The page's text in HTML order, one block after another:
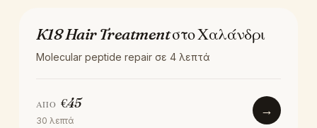
ΘΕΡΑΠΕΊΑ
K18 Hair Treatment στο Χαλάνδρι
Molecular peptide repair σε 4 λεπτά
ΑΠΌ €45
30 λεπτά
→